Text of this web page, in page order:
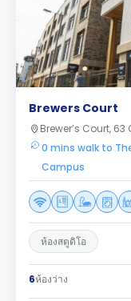
Brewers Court
Brewer’s Court,
0 mins walk to
Campus
ห้องสตูดิโอ
6ห้องว่าง